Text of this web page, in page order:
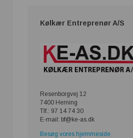
Kølkær Entreprenør A/S
Resenborgvej 12
7400 Herning
Tlf.: 97 14 74 30
E-mail: ​​bf@ke-as.dk​
Besøg vores hjemmeside